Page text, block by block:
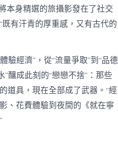
本身精選的旅攝影發在了社交
有汗青的厚重感，又有古代的
驗經濟”，從“流量爭取”到“品德
釀成此刻的“戀戀不捨”：那些
道具，現在全部成了武器。“經
、花費體驗到夜間的《就在寧
”